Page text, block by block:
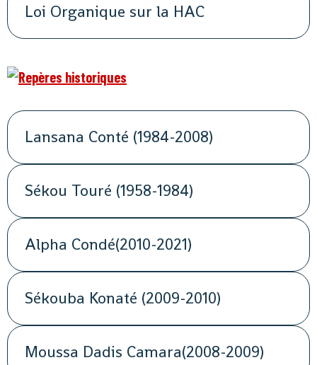
Loi Organique sur la HAC
Lansana Conté (1984-2008)
Sékou Touré (1958-1984)
Alpha Condé(2010-2021)
Sékouba Konaté (2009-2010)
Moussa Dadis Camara(2008-2009)